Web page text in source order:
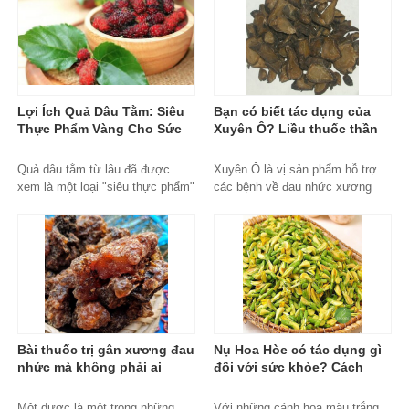
Lợi Ích Quả Dâu Tằm: Siêu
Thực Phẩm Vàng Cho Sức
Quả dâu tằm từ lâu đã được
xem là một loại "siêu thực phẩm"
Đông....
Bạn có biết tác dụng của
Xuyên Ô? Liều thuốc thần
Copy
Xuyên Ô là vị sản phẩm hỗ trợ
các bệnh về đau nhức xương
tay lạnh vã mồ hôi rất hiệu quả.
Tuy nhiên nó lại là vị thuốc có
độc tính rất mạnh đặc biệt trên
hệ thần kinh, tim mạch. Bài viết
dưới đây sẽ giúp bạn đọc hiểu rõ
hơn về đặc điểm, công dụng và
độc tính thuốc.
xuyen-o, mua-xuyen-o-dau,
xuyen-o-uy-tin, xuyen-o-chinh-
Bài thuốc trị gân xương đau
nhức mà không phải ai
Bài thuốc chữa bệnh
Nụ Hoa Hòe có tác dụng gì
đối với sức khỏe? Cách
để chuẩn nhất